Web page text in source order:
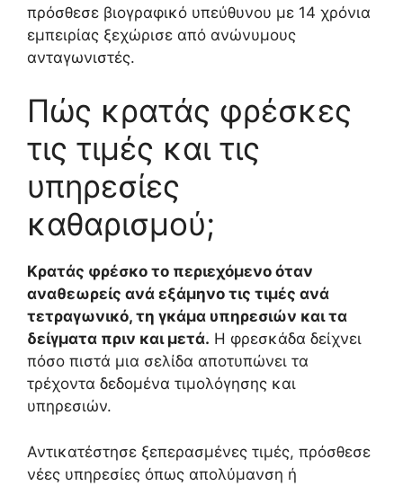
πρόσθεσε βιογραφικό υπεύθυνου με 14 χρόνια
εμπειρίας ξεχώρισε από ανώνυμους
ανταγωνιστές.
Πώς κρατάς φρέσκες
τις τιμές και τις
υπηρεσίες
καθαρισμού;
Κρατάς φρέσκο το περιεχόμενο όταν
αναθεωρείς ανά εξάμηνο τις τιμές ανά
τετραγωνικό, τη γκάμα υπηρεσιών και τα
δείγματα πριν και μετά. Η φρεσκάδα δείχνει
πόσο πιστά μια σελίδα αποτυπώνει τα
τρέχοντα δεδομένα τιμολόγησης και
υπηρεσιών.
Αντικατέστησε ξεπερασμένες τιμές, πρόσθεσε
νέες υπηρεσίες όπως απολύμανση ή